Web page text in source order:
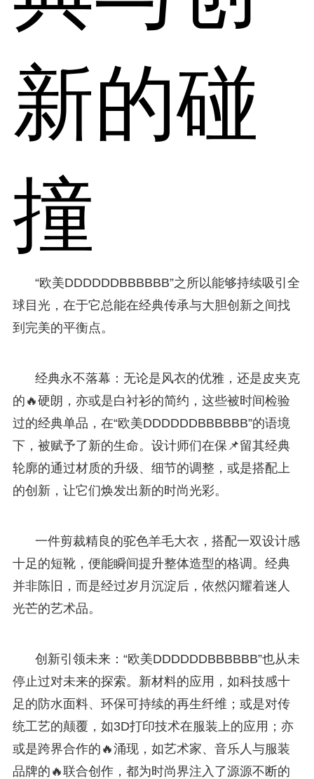
新的碰
撞
“欧美DDDDDDBBBBBB”之所以能够持续吸引全
球目光，在于它总能在经典传承与大胆创新之间找
到完美的平衡点。
经典永不落幕：无论是风衣的优雅，还是皮夹克
的🔥硬朗，亦或是白衬衫的简约，这些被时间检验
过的经典单品，在“欧美DDDDDDBBBBBB”的语境
下，被赋予了新的生命。设计师们在保📌留其经典
轮廓的通过材质的升级、细节的调整，或是搭配上
的创新，让它们焕发出新的时尚光彩。
一件剪裁精良的驼色羊毛大衣，搭配一双设计感
十足的短靴，便能瞬间提升整体造型的格调。经典
并非陈旧，而是经过岁月沉淀后，依然闪耀着迷人
光芒的艺术品。
创新引领未来：“欧美DDDDDDBBBBBB”也从未
停止过对未来的探索。新材料的应用，如科技感十
足的防水面料、环保可持续的再生纤维；或是对传
统工艺的颠覆，如3D打印技术在服装上的应用；亦
或是跨界合作的🔥涌现，如艺术家、音乐人与服装
品牌的🔥联合创作，都为时尚界注入了源源不断的